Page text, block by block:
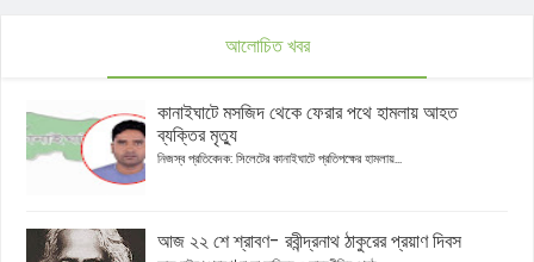
আলোচিত খবর
কানাইঘাটে মসজিদ থেকে ফেরার পথে হামলায় আহত
ব্যক্তির মৃত্যু
নিজস্ব প্রতিবেদক: সিলেটের কানাইঘাটে প্রতিপক্ষের হামলায়...
আজ ২২ শে শ্রাবণ- রবীন্দ্রনাথ ঠাকুরের প্রয়াণ দিবস